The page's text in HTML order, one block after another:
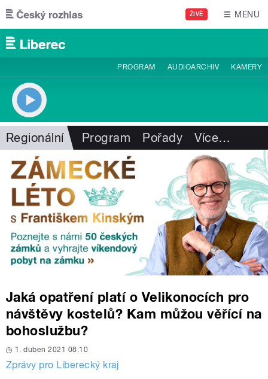
Přejít k hlavnímu obsahu
ŽIVĚ MENU
PROGRAM AUDIOARCHIV KAMERY
Regionální Program Pořady Více…
Jaká opatření platí o Velikonocích pro
návštěvy kostelů? Kam můžou věřící na
bohoslužbu?
1. duben 2021 08:10
Zprávy pro Liberecký kraj